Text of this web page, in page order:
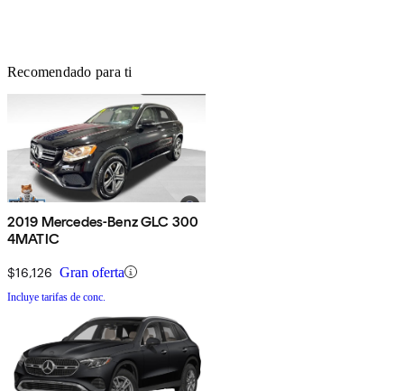
Recomendado para ti
2019 Mercedes-Benz GLC 300
4MATIC
$16,126 Gran oferta
Incluye tarifas de conc.